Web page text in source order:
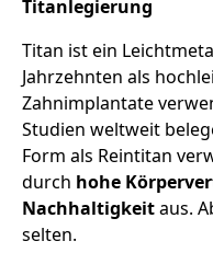
Titanlegierung
Titan ist ein
Jahrzehnten als
Zahnimplantate
Studien weltweit
Form als Reintitan
durch hohe
Nachhaltigkeitaus.
selten.